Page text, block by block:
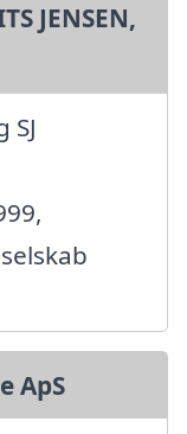
JENSEN,
ApS